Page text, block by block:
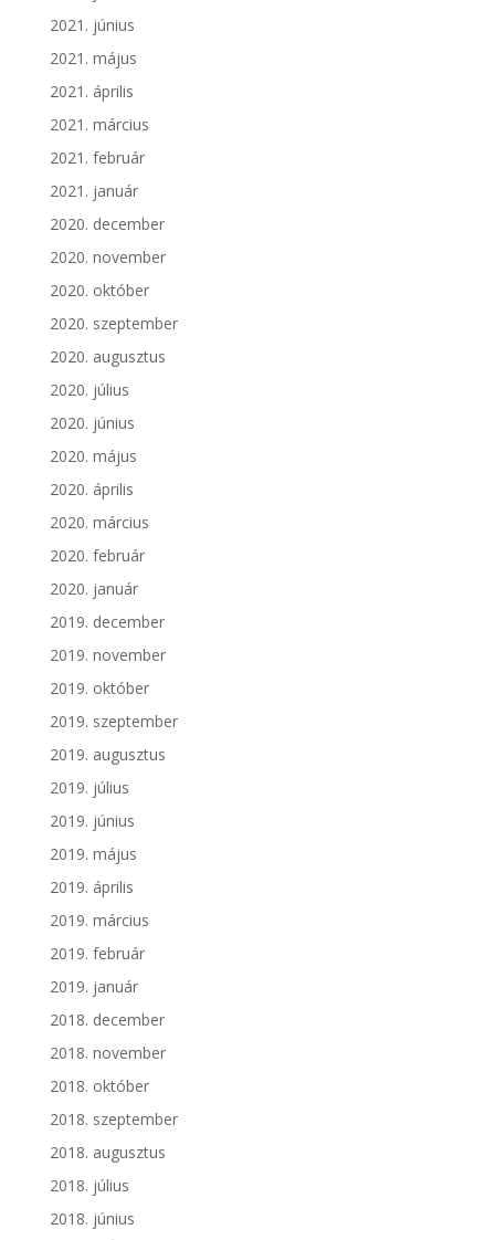
2021. június
2021. május
2021. április
2021. március
2021. február
2021. január
2020. december
2020. november
2020. október
2020. szeptember
2020. augusztus
2020. július
2020. június
2020. május
2020. április
2020. március
2020. február
2020. január
2019. december
2019. november
2019. október
2019. szeptember
2019. augusztus
2019. július
2019. június
2019. május
2019. április
2019. március
2019. február
2019. január
2018. december
2018. november
2018. október
2018. szeptember
2018. augusztus
2018. július
2018. június